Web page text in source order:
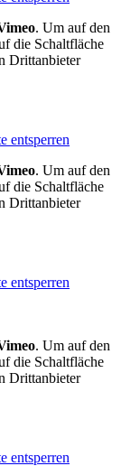
. Um auf den
die Schaltfläche
Drittanbieter
entsperren
. Um auf den
die Schaltfläche
Drittanbieter
entsperren
. Um auf den
die Schaltfläche
Drittanbieter
entsperren